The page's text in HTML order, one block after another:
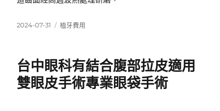
發
2024-07-31
分
植牙費用
台中眼科有結合腹部拉皮適用
雙眼皮手術專業眼袋手術